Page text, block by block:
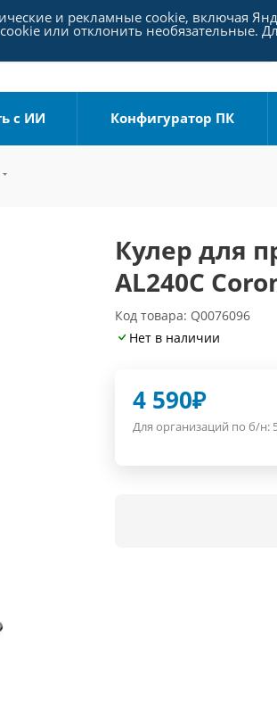
с ИИ Конфигуратор ПК
Кулер для
AL240C
Код товара: Q0076096
Нет в наличии
4 590₽
Для организаций по б/н:
и рекламные cookie, включая
или отклонить необязательные.